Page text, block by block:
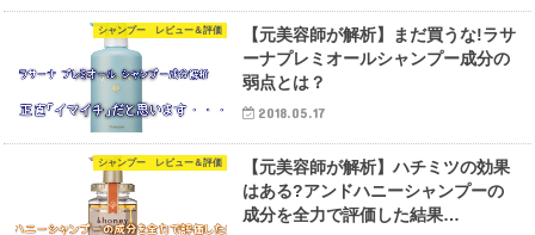
シャンプー レビュー＆評価
【元美容師が解析】まだ買うな!ラサ
ーナプレミオールシャンプー成分の
弱点とは？
2018.05.17
シャンプー レビュー＆評価
【元美容師が解析】ハチミツの効果
はある?アンドハニーシャンプーの
成分を全力で評価した結果…